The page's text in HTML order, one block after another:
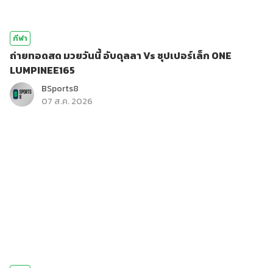
กีฬา
ถ่ายทอดสด มวยวันนี้ อับดุลลา Vs ซุปเปอร์เล็ก ONE
LUMPINEE165
BSports8
07 ส.ค. 2026